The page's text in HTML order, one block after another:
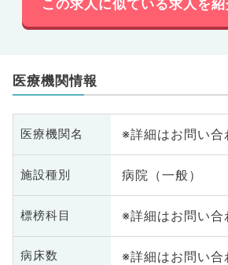
この求人に似ている求人を
医療機関情報
医療機関名 ※詳細はお問い合
施設種別 病院（一般）
標榜科目 ※詳細はお問い合
病床数 ※詳細はお問い合